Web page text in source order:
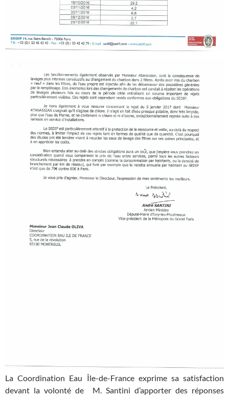
La Coordination Eau Île-de-France exprime sa satisfaction
devant la volonté de M. Santini d’apporter des réponses